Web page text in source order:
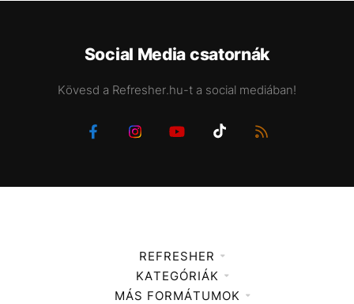
Social Media csatornák
Kövesd a Refresher.hu-t a social mediában!
REFRESHER
Médiaajánlat
KATEGÓRIÁK
Zene
MÁS FORMÁTUMOK